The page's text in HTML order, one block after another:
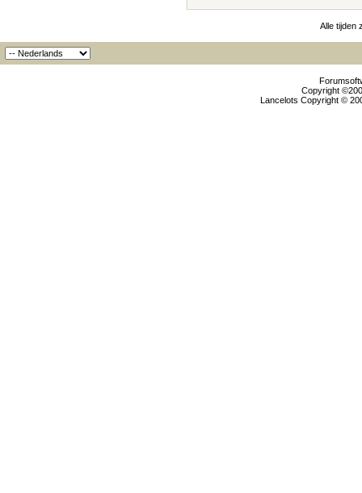
Alle tijden
Copyright
Lancelots Copyright ©